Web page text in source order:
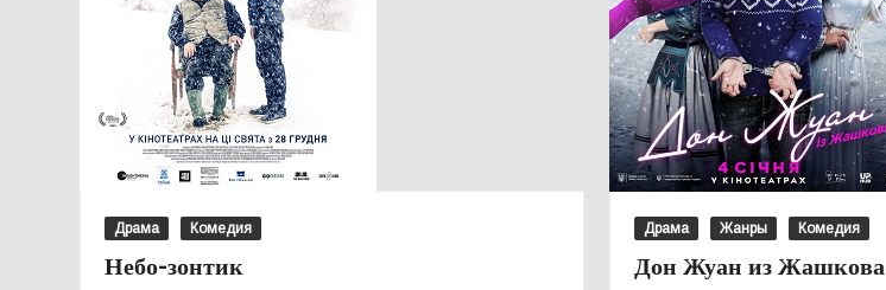
Драма Комедия
Небо-зонтик
Драма Жанры Комедия
Дон Жуан из Жашкова